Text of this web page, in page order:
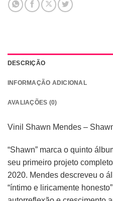
DESCRIÇÃO
INFORMAÇÃO ADICIONAL
AVALIAÇÕES (0)
Vinil Shawn Mendes –
“Shawn” marca o quinto
seu primeiro projeto
2020. Mendes descreveu o
“íntimo e liricamente